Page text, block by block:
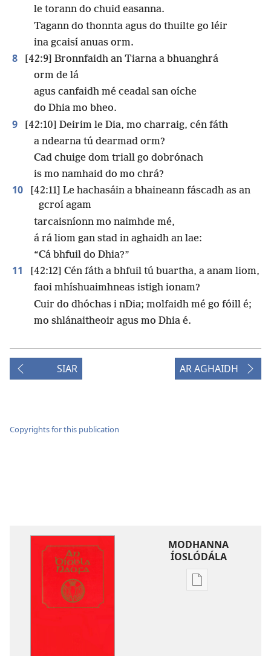
le torann do chuid easanna.
Tagann do thonnta agus do thuilte go léir
ina gcaisí anuas orm.
8
[42:9] Bronnfaidh an Tiarna a bhuanghrá
orm de lá
agus canfaidh mé ceadal san oíche
do Dhia mo bheo.
9
[42:10] Deirim le Dia, mo charraig, cén fáth
a ndearna tú dearmad orm?
Cad chuige dom triall go dobrónach
is mo namhaid do mo chrá?
10
[42:11] Le hachasáin a bhaineann fáscadh as an
gcroí agam
tarcaisníonn mo naimhde mé,
á rá liom gan stad in aghaidh an lae:
“Cá bhfuil do Dhia?”
11
[42:12] Cén fáth a bhfuil tú buartha, a anam liom,
faoi mhíshuaimhneas istigh ionam?
Cuir do dhóchas i nDia; molfaidh mé go fóill é;
mo shlánaitheoir agus mo Dhia é.
SIAR AR AGHAIDH
Copyrights for this publication
MODHANNA
ÍOSLÓDÁLA
Modhanna